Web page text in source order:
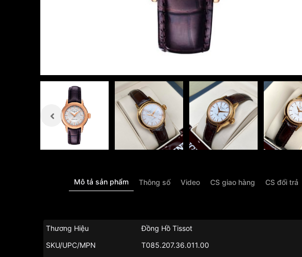
Mô tả sản phẩm Thông số Video CS giao hàng CS đổi trả
Thương Hiệu
Đồng Hồ Tissot
SKU/UPC/MPN
T085.207.36.011.00